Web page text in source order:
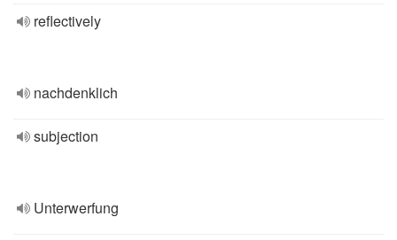
reflectively
nachdenklich
subjection
Unterwerfung